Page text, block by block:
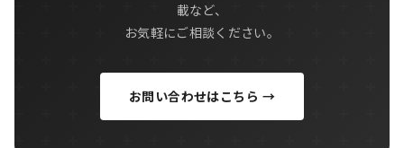
載など、
お気軽にご相談ください。
お問い合わせはこちら →